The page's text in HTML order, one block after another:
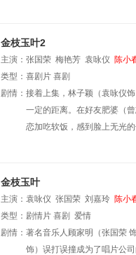
金枝玉叶2
主演： 张国荣 梅艳芳 袁咏仪 陈小
类型： 喜剧片 喜剧
剧情： 接着上集，林子颖（袁咏仪
一定的距离。在好友肥婆（
恋加吃软饭，感到脸上无光
金枝玉叶
主演： 袁咏仪 张国荣 刘嘉玲 陈小
类型： 剧情片 喜剧 爱情
剧情： 著名音乐人顾家明（张国荣
饰）误打误撞成为了唱片公